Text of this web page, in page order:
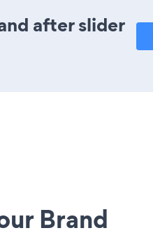
after slider
Brand